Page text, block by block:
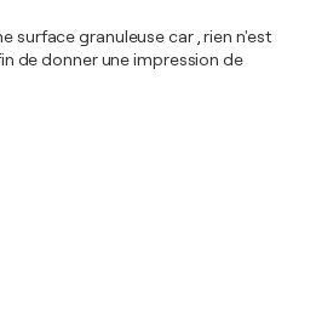
surface granuleuse car , rien n'est
de donner une impression de